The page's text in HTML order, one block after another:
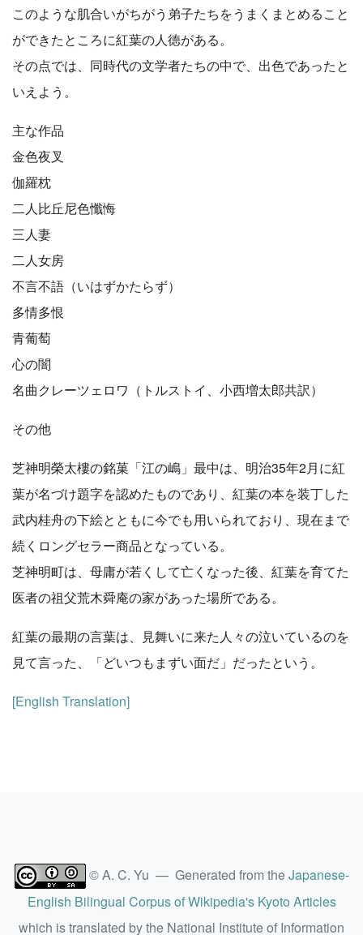
このような肌合いがちがう弟子たちをうまくまとめること
ができたところに紅葉の人徳がある。
その点では、同時代の文学者たちの中で、出色であったと
いえよう。
主な作品
金色夜叉
伽羅枕
二人比丘尼色懺悔
三人妻
二人女房
不言不語（いはずかたらず）
多情多恨
青葡萄
心の闇
名曲クレーツェロワ（トルストイ、小西増太郎共訳）
その他
芝神明榮太樓の銘菓「江の嶋」最中は、明治35年2月に紅
葉が名づけ題字を認めたものであり、紅葉の本を装丁した
武内桂舟の下絵とともに今でも用いられており、現在まで
続くロングセラー商品となっている。
芝神明町は、母庸が若くして亡くなった後、紅葉を育てた
医者の祖父荒木舜庵の家があった場所である。
紅葉の最期の言葉は、見舞いに来た人々の泣いているのを
見て言った、「どいつもまずい面だ」だったという。
[English Translation]
© A. C. Yu — Generated from theJapanese-
English Bilingual Corpus of Wikipedia's Kyoto Articles
which is translated by the National Institute of Information